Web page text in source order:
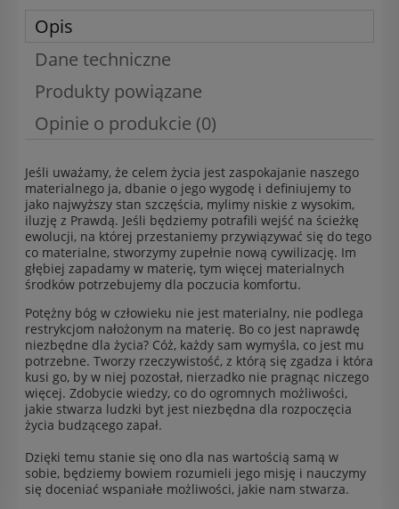
Opis
Dane techniczne
Produkty powiązane
Opinie o produkcie (0)
Jeśli uważamy, że celem życia jest zaspokajanie naszego
materialnego ja, dbanie o jego wygodę i definiujemy to
jako najwyższy stan szczęścia, mylimy niskie z wysokim,
iluzję z Prawdą. Jeśli będziemy potrafili wejść na ścieżkę
ewolucji, na której przestaniemy przywiązywać się do tego
co materialne, stworzymy zupełnie nową cywilizację. Im
głębiej zapadamy w materię, tym więcej materialnych
środków potrzebujemy dla poczucia komfortu.
Potężny bóg w człowieku nie jest materialny, nie podlega
restrykcjom nałożonym na materię. Bo co jest naprawdę
niezbędne dla życia? Cóż, każdy sam wymyśla, co jest mu
potrzebne. Tworzy rzeczywistość, z którą się zgadza i która
kusi go, by w niej pozostał, nierzadko nie pragnąc niczego
więcej. Zdobycie wiedzy, co do ogromnych możliwości,
jakie stwarza ludzki byt jest niezbędna dla rozpoczęcia
życia budzącego zapał.
Dzięki temu stanie się ono dla nas wartością samą w
sobie, będziemy bowiem rozumieli jego misję i nauczymy
się doceniać wspaniałe możliwości, jakie nam stwarza.